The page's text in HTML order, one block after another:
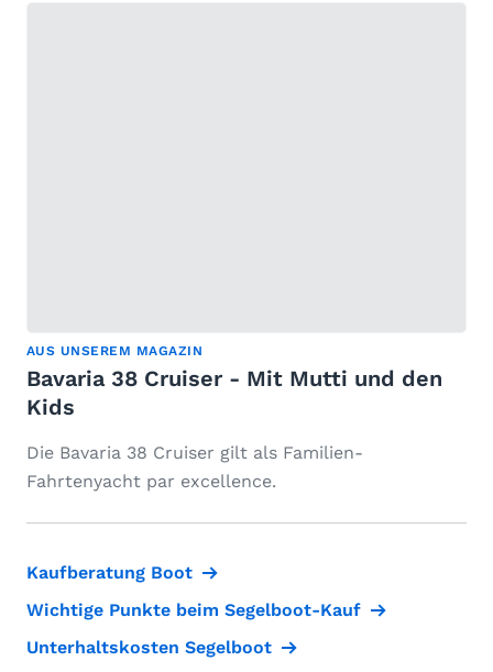
AUS UNSEREM MAGAZIN
Bavaria 38 Cruiser - Mit Mutti und den
Kids
Die Bavaria 38 Cruiser gilt als Familien-
Fahrtenyacht par excellence.
Kaufberatung Boot
Wichtige Punkte beim Segelboot-Kauf
Unterhaltskosten Segelboot